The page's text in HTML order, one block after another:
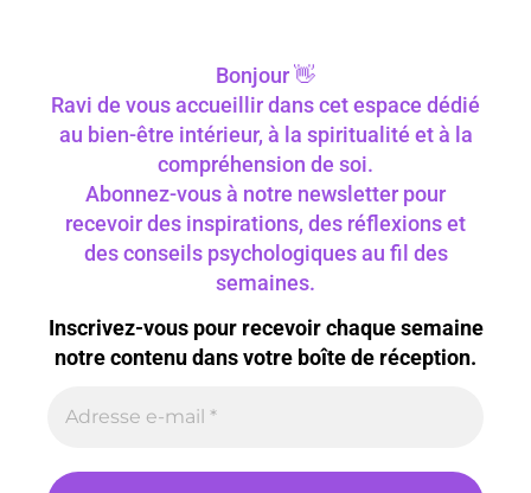
Bonjour 👋
Ravi de vous accueillir dans cet espace dédié
au bien-être intérieur, à la spiritualité et à la
compréhension de soi.
Abonnez-vous à notre newsletter pour
recevoir des inspirations, des réflexions et
des conseils psychologiques au fil des
semaines.
Inscrivez-vous pour recevoir chaque semaine
notre contenu dans votre boîte de réception.